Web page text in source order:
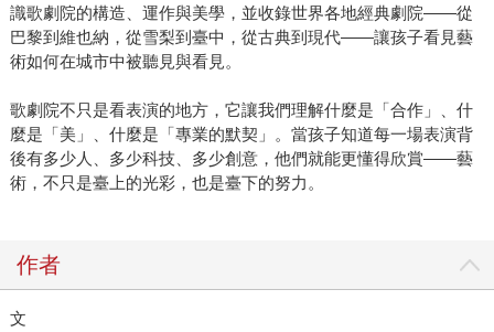
識歌劇院的構造、運作與美學，並收錄世界各地經典劇院——從
巴黎到維也納，從雪梨到臺中，從古典到現代——讓孩子看見藝
術如何在城市中被聽見與看見。
歌劇院不只是看表演的地方，它讓我們理解什麼是「合作」、什
麼是「美」、什麼是「專業的默契」。當孩子知道每一場表演背
後有多少人、多少科技、多少創意，他們就能更懂得欣賞——藝
術，不只是臺上的光彩，也是臺下的努力。
作者
文